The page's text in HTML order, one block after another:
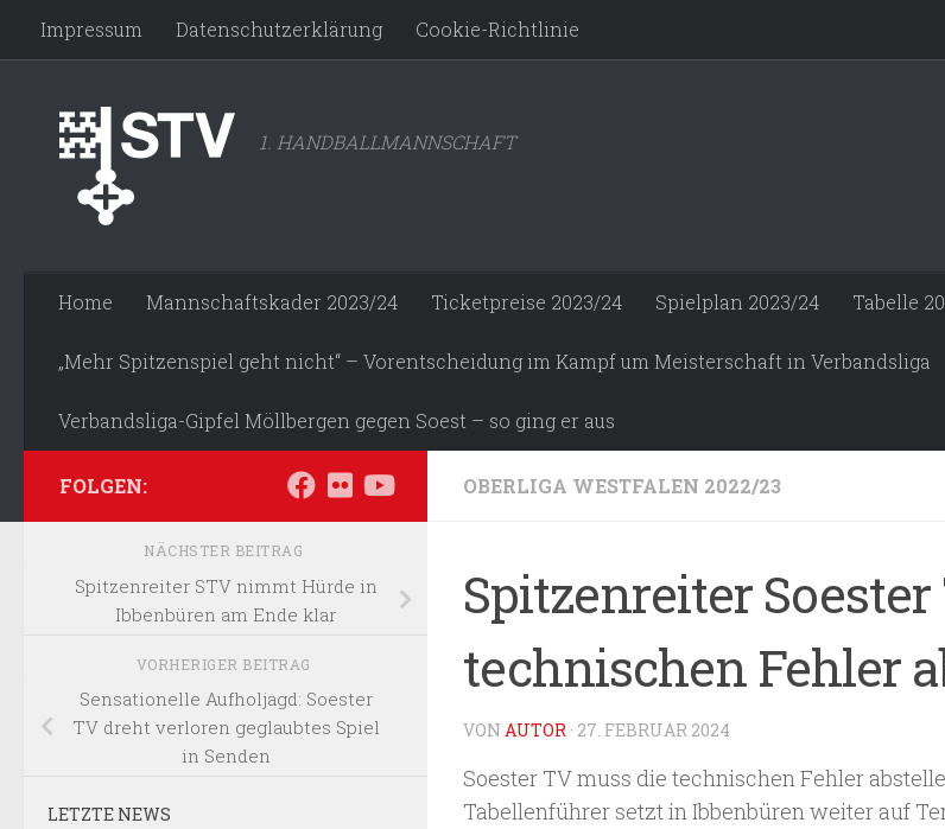
Zum Inhalt springen
Impressum Datenschutzerklärung Cookie-Richtlinie
1. HANDBALLMANNSCHAFT
Home Mannschaftskader 2023/24 Ticketpreise 2023/24 Spielplan 2023/24 Tabelle
„Mehr Spitzenspiel geht nicht“ – Vorentscheidung im Kampf um Meisterschaft in Verbandsliga
Verbandsliga-Gipfel Möllbergen gegen Soest – so ging er aus
OBERLIGA WESTFALEN 2022/23
Spitzenreiter
technischen Fehler
VON AUTOR · 27. FEBRUAR 2024
Soester TV muss die technischen Fehler
Tabellenführer setzt in Ibbenbüren weiter auf
FOLGEN:
NÄCHSTER BEITRAG
Spitzenreiter STV nimmt Hürde in
Ibbenbüren am Ende klar
VORHERIGER BEITRAG
Sensationelle Aufholjagd: Soester
TV dreht verloren geglaubtes Spiel
in Senden
LETZTE NEWS